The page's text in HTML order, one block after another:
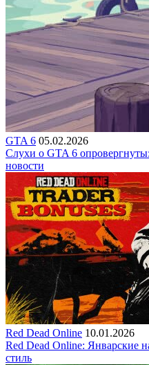
GTA 6 05.02.2026
Слухи о GTA 6
новости
Red Dead Online 10.01.2026
Red Dead Online: Январские
стиль